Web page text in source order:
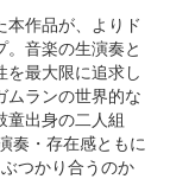
本作品が、よりド
。音楽の生演奏と
を最大限に追求し
ムランの世界的な
童出身の二人組
奏・存在感ともに
つかり合うのか